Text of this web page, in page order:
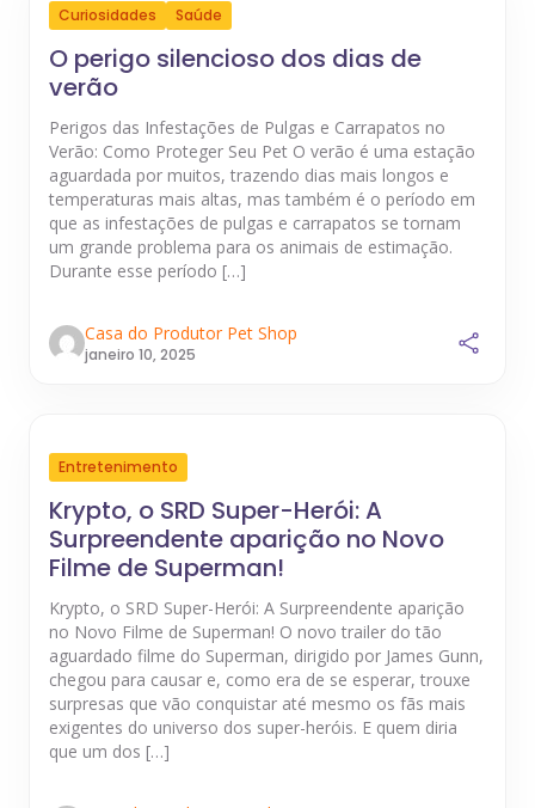
Curiosidades Saúde
O perigo silencioso dos dias de
verão
Perigos das Infestações de Pulgas e Carrapatos no
Verão: Como Proteger Seu Pet O verão é uma estação
aguardada por muitos, trazendo dias mais longos e
temperaturas mais altas, mas também é o período em
que as infestações de pulgas e carrapatos se tornam
um grande problema para os animais de estimação.
Durante esse período […]
Casa do Produtor Pet Shop
janeiro 10, 2025
Entretenimento
Krypto, o SRD Super-Herói: A
Surpreendente aparição no Novo
Filme de Superman!
Krypto, o SRD Super-Herói: A Surpreendente aparição
no Novo Filme de Superman! O novo trailer do tão
aguardado filme do Superman, dirigido por James Gunn,
chegou para causar e, como era de se esperar, trouxe
surpresas que vão conquistar até mesmo os fãs mais
exigentes do universo dos super-heróis. E quem diria
que um dos […]